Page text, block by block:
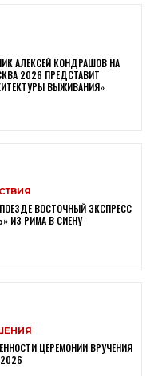
АЛЕКСЕЙ КОНДРАШОВ НА
2026 ПРЕДСТАВИТ
ВЫЖИВАНИЯ»
ВОСТОЧНЫЙ ЭКСПРЕСС
ИЗ РИМА В СИЕНУ
ЦЕРЕМОНИИ ВРУЧЕНИЯ